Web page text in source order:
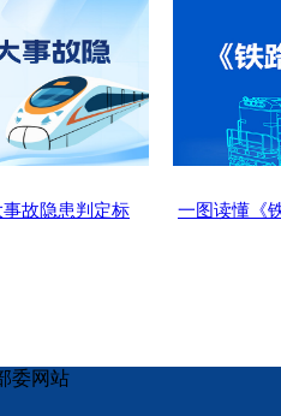
故隐患判定标
一图读懂《
委网站